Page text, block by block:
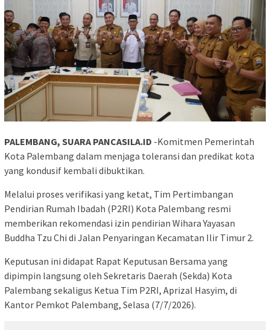
PALEMBANG, SUARA PANCASILA.ID -Komitmen Pemerintah
Kota Palembang dalam menjaga toleransi dan predikat kota
yang kondusif kembali dibuktikan.
Melalui proses verifikasi yang ketat, Tim Pertimbangan
Pendirian Rumah Ibadah (P2RI) Kota Palembang resmi
memberikan rekomendasi izin pendirian Wihara Yayasan
Buddha Tzu Chi di Jalan Penyaringan Kecamatan Ilir Timur 2.
Keputusan ini didapat Rapat Keputusan Bersama yang
dipimpin langsung oleh Sekretaris Daerah (Sekda) Kota
Palembang sekaligus Ketua Tim P2RI, Aprizal Hasyim, di
Kantor Pemkot Palembang, Selasa (7/7/2026).